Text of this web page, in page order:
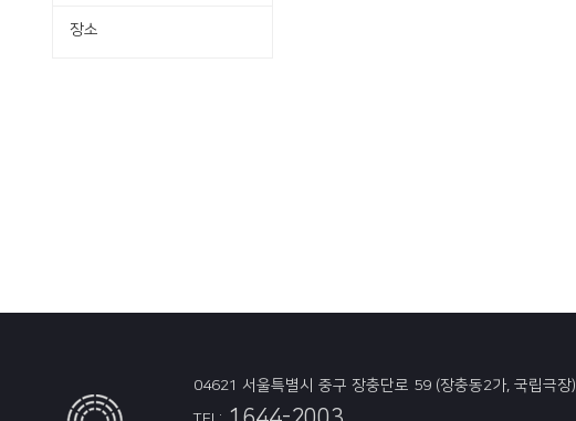
장소
04621 서울특별시 중구 장충단로 59 (장충동2가, 국립극장)